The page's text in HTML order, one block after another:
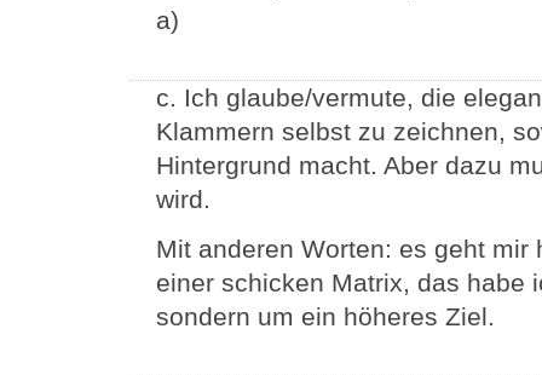
a)
c. Ich glaube/vermute, die
Klammern selbst zu zeichnen,
Hintergrund macht. Aber dazu
wird.
Mit anderen Worten: es geht
einer schicken Matrix, das habe
sondern um ein höheres Ziel.